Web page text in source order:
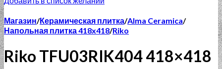
Магазин/Керамическая плитка/Alma Ceramica/
Напольная плитка 418x418/Riko
Riko TFU03RIK404 418×418